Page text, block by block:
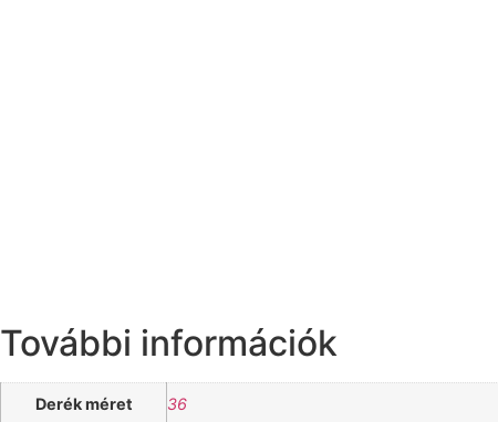
További információk
Derék méret 36